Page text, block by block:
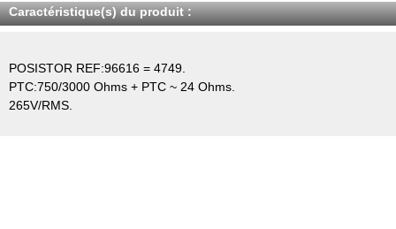
Caractéristique(s) du produit :
POSISTOR REF:96616 = 4749.
PTC:750/3000 Ohms + PTC ~ 24 Ohms.
265V/RMS.